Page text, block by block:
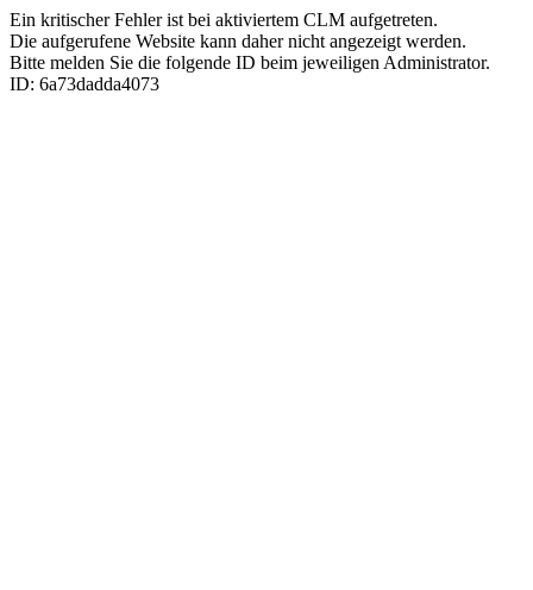
Ein kritischer Fehler ist bei aktiviertem CLM aufgetreten.
Die aufgerufene Website kann daher nicht angezeigt werden.
Bitte melden Sie die folgende ID beim jeweiligen Administrator.
ID: 6a73dadda4073